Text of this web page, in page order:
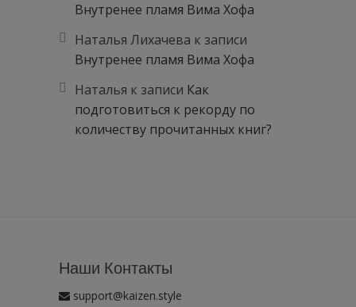
Внутренее пламя Вима Хофа
Наталья Лихачева к записи
Внутренее пламя Вима Хофа
Наталья к записи Как
подготовиться к рекорду по
количеству прочитанных книг?
Наши Контакты
support@kaizen.style